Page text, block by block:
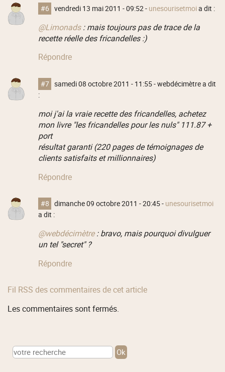
#6 vendredi 13 mai 2011 - 09:52 - unesourisetmoia dit :
@Limonads: mais toujours pas de trace de la
recette réelle des fricandelles :)
Répondre
#7 samedi 08 octobre 2011 - 11:55- webdécimètre a dit
:
moi j'ai la vraie recette des fricandelles, achetez
mon livre "les fricandelles pour les nuls" 111.87 +
port
résultat garanti (220 pages de témoignages de
clients satisfaits et millionnaires)
Répondre
#8 dimanche 09 octobre 2011 - 20:45- unesourisetmoi
a dit :
@webdécimètre: bravo, mais pourquoi divulguer
un tel "secret" ?
Répondre
Fil RSS des commentaires de cet article
Les commentaires sont fermés.